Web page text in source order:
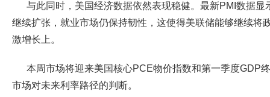
与此同时，美国经济数据依然表现稳健。最新PMI数据显
继续扩张，就业市场仍保持韧性，这使得美联储能够继续将
激增长上。
本周市场将迎来美国核心PCE物价指数和第一季度GDP
市场对未来利率路径的判断。